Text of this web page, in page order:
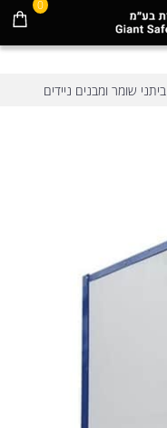
0
ביתני שומר ומבנים ניידים